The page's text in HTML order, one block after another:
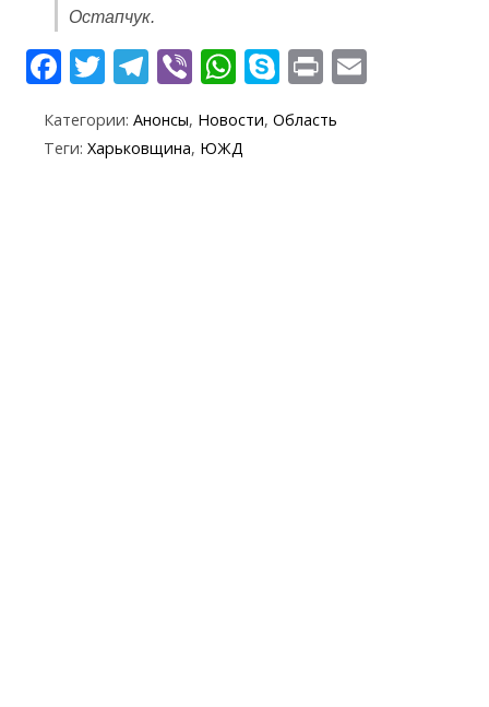
Остапчук.
F
e
T
itt
er
T
e
gr
Vi
er
W
at
s
S
k
y
Pr
t
Категории: Анонсы, Новости, Область
Теги: Харьковщина, ЮЖД